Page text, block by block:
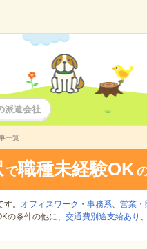
派遣会社
一覧
で職種未経験OK
。 オフィスワーク・事務系、 営業・
の条件の他に、 交通費別途支給あり 、